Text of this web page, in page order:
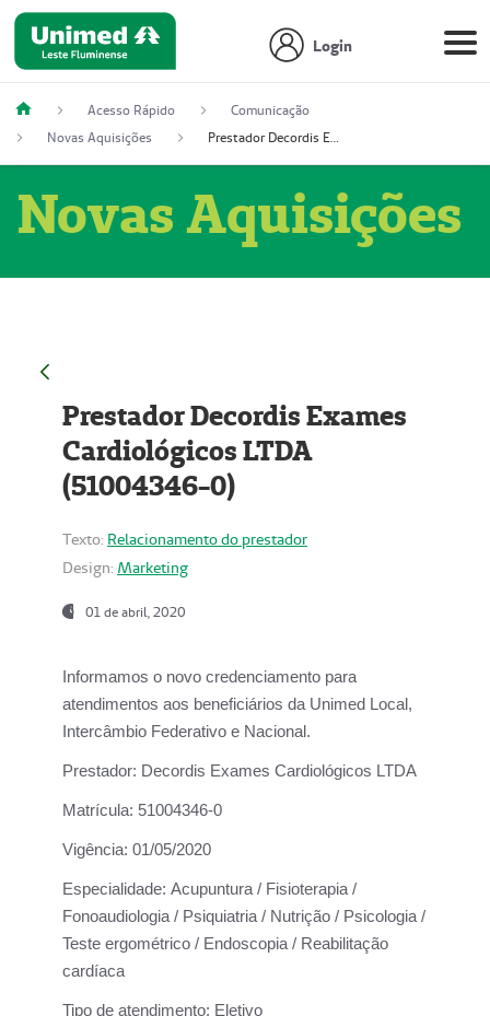
Login
Acesso Rápido
Comunicação
Novas Aquisições
Prestador Decordis Exames Cardiológicos LTDA (51004346-0)
Novas Aquisições
Prestador Decordis Exames
Cardiológicos LTDA
(51004346-0)
Texto: Relacionamento do prestador
Design: Marketing
01 de abril, 2020
Informamos o novo credenciamento para
atendimentos aos beneficiários da Unimed Local,
Intercâmbio Federativo e Nacional.
Prestador: Decordis Exames Cardiológicos LTDA
Matrícula: 51004346-0
Vigência: 01/05/2020
Especialidade: Acupuntura / Fisioterapia /
Fonoaudiologia / Psiquiatria / Nutrição / Psicologia /
Teste ergométrico / Endoscopia / Reabilitação
cardíaca
Tipo de atendimento: Eletivo